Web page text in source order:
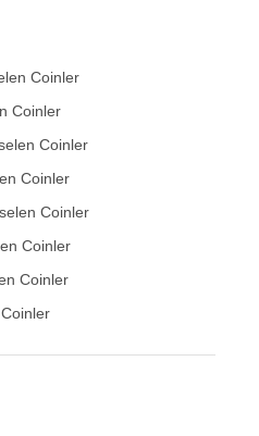
Coinler
Coinler
Coinler
Coinler
Coinler
Coinler
Coinler